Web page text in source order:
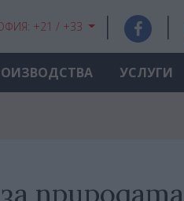
+21 / +33
УСЛУГИ
природата